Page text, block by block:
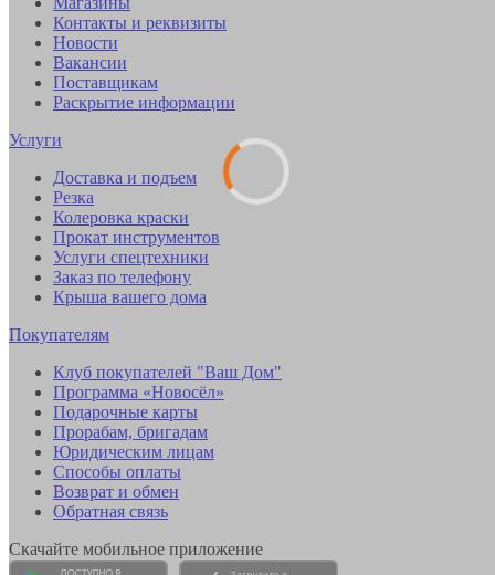
Контакты и реквизиты
Новости
Вакансии
Поставщикам
Раскрытие информации
Услуги
Доставка и подъем
Резка
Колеровка краски
Прокат инструментов
Услуги спецтехники
Заказ по телефону
Крыша вашего дома
Покупателям
Клуб покупателей "Ваш Дом"
Программа «Новосёл»
Подарочные карты
Прорабам, бригадам
Юридическим лицам
Способы оплаты
Возврат и обмен
Обратная связь
Скачайте мобильное приложение